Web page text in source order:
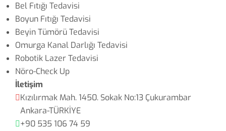
Bel Fıtığı Tedavisi
Boyun Fıtığı Tedavisi
Beyin Tümörü Tedavisi
Omurga Kanal Darlığı Tedavisi
Robotik Lazer Tedavisi
Nöro-Check Up
İletişim
Kızılırmak Mah. 1450. Sokak No:13 Çukurambar
Ankara-TÜRKİYE
+90 535 106 74 59